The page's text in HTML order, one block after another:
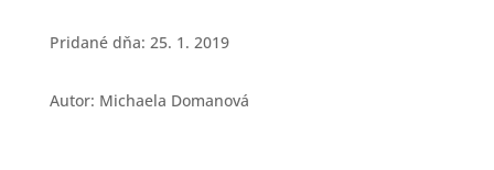
Pridané dňa: 25. 1. 2019
Autor: Michaela Domanová